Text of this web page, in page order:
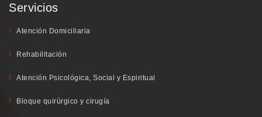
Servicios
Atención Domiciliaria
Rehabilitación
Atención Psicológica, Social y Espiritual
Bloque quirúrgico y cirugía